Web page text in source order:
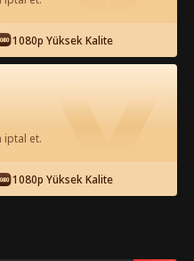
Ortaklık Tam
62 63
1080p Yüksek Kalite
iptal et.
1080p Yüksek Kalite